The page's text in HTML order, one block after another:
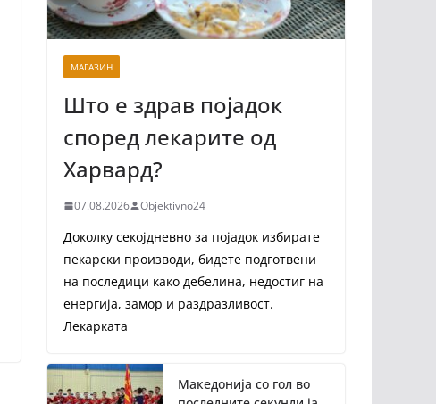
МАГАЗИН
Што е здрав појадок
според лекарите од
Харвард?
07.08.2026 Objektivno24
Доколку секојдневно за појадок избирате
пекарски производи, бидете подготвени
на последици како дебелина, недостиг на
енергија, замор и раздразливост.
Лекарката
Македонија со гол во